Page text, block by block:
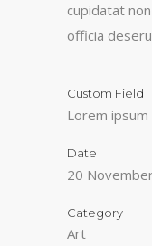
cupidatat
officia
Custom Field
Lorem
Date
20
Category
Art